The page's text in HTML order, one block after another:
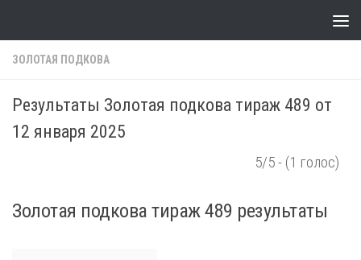
ЗОЛОТАЯ ПОДКОВА
Результаты Золотая подкова тираж 489 от
12 января 2025
5/5 - (1 голос)
Золотая подкова тираж 489 результаты